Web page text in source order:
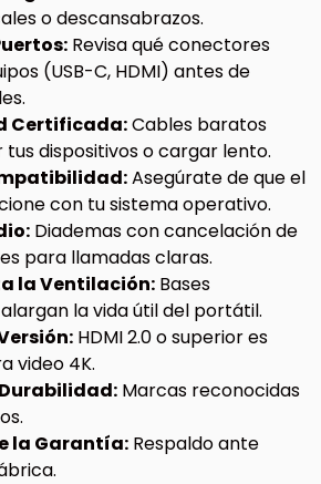
o descansabrazos.
Revisa qué conectores
(USB-C, HDMI) antes de
Certificada:Cables baratos
tus dispositivos o cargar lento.
Asegúrate de que el
con tu sistema operativo.
Diademas con cancelación de
para llamadas claras.
la Ventilación: Bases
la vida útil del portátil.
HDMI 2.0 o superior es
video 4K.
Marcas reconocidas
la Garantía: Respaldo ante